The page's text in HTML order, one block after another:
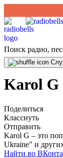
Поиск радио,
Karol G
Поделиться
Класснуть
Отправить
Karol G – это
Ukraine" и
Найти во